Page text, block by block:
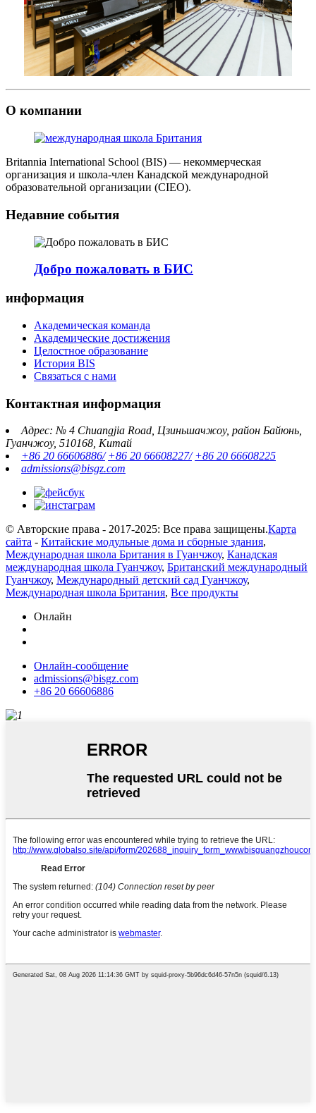
О компании
Britannia International School (BIS) — некоммерческая
организация и школа-член Канадской международной
образовательной организации (CIEO).
Недавние события
Добро пожаловать в БИС
информация
Академическая команда
Академические достижения
Целостное образование
История BIS
Связаться с нами
Контактная информация
Адрес: № 4 Chuangjia Road, Цзиньшачжоу, район Байюнь,
Гуанчжоу, 510168, Китай
+86 20 66606886/ +86 20 66608227/ +86 20 66608225
admissions@bisgz.com
© Авторские права - 2017-2025: Все права защищены.Карта
сайта - Китайские модульные дома и сборные здания,
Международная школа Британия в Гуанчжоу, Канадская
международная школа Гуанчжоу, Британский международный
Гуанчжоу, Международный детский сад Гуанчжоу,
Международная школа Британия, Все продукты
Онлайн
Онлайн-сообщение
admissions@bisgz.com
+86 20 66606886